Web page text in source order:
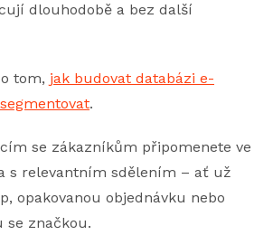
dlouhodobě a bez další
tom, jak budovat databázi e-
.
se zákazníkům připomenete ve
s relevantním sdělením – ať už
opakovanou objednávku nebo
se značkou.